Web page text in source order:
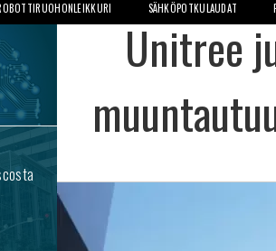
SÄHKÖPOTKULAUDAT
Unitree